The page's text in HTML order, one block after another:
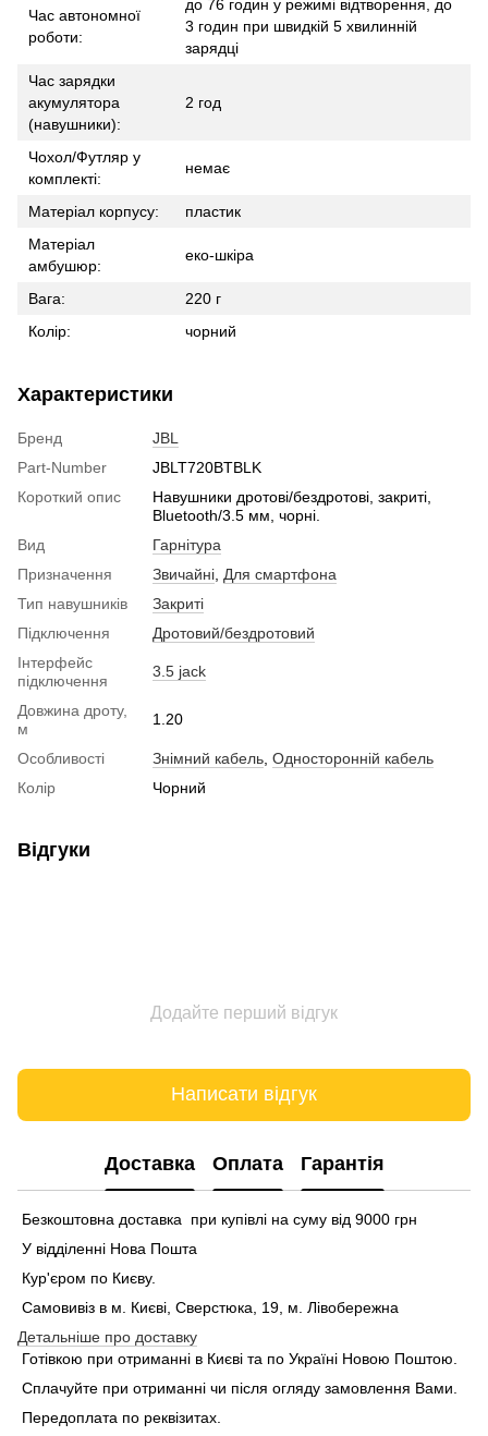
Час автономної
роботи:
до 76 годин у режимі відтворення, до
3 годин при швидкій 5 хвилинній
зарядці
Час зарядки
акумулятора
(навушники):
2 год
Чохол/Футляр у
комплекті:
немає
Матеріал корпусу:
пластик
Матеріал
амбушюр:
еко-шкіра
Вага:
220 г
Колір:
чорний
Характеристики
Бренд
JBL
Part-Number
JBLT720BTBLK
Короткий опис
Навушники дротові/бездротові, закриті,
Bluetooth/3.5 мм, чорні.
Вид
Гарнітура
Призначення
Звичайні Для смартфона
Тип навушників
Закриті
Підключення
Дротовий/бездротовий
Інтерфейс
підключення
3.5 jack
Довжина дроту,
м
1.20
Особливості Знімний кабель Односторонній кабель
Колір
Чорний
Відгуки
Додайте перший відгук
Написати відгук
Доставка Оплата Гарантія
Безкоштовна доставка при купівлі на суму від 9000 грн
У відділенні Нова Пошта
Кур'єром по Києву.
Самовивіз в м. Києві, Сверстюка, 19, м. Лівобережна
Детальніше про доставку
Готівкою при отриманні в Києві та по Україні Новою Поштою.
Сплачуйте при отриманні чи після огляду замовлення Вами.
Передоплата по реквізитах.